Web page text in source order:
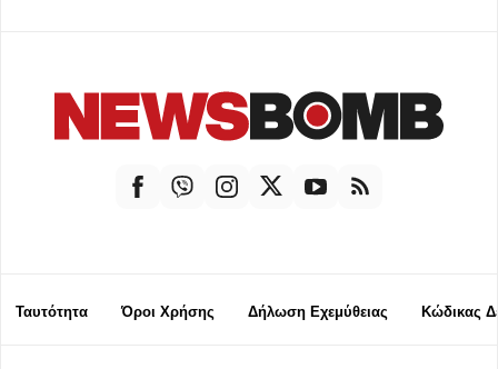
Ταυτότητα Όροι Χρήσης Δήλωση Εχεμύθειας Κώδικας